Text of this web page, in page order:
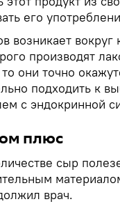
его
возникает вокруг
производят
они точно
подходить к
с эндокринной
плюс
сыр
врач.